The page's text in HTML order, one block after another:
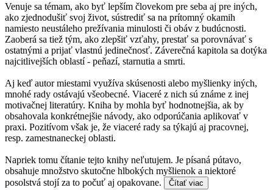
Venuje sa témam, ako byť lepším človekom pre seba aj pre iných,
ako zjednodušiť svoj život, sústrediť sa na prítomný okamih
namiesto neustáleho prežívania minulosti či obáv z budúcnosti.
Zaoberá sa tiež tým, ako zlepšiť vzťahy, prestať sa porovnávať s
ostatnými a prijať vlastnú jedinečnosť. Záverečná kapitola sa dotýka
najcitlivejších oblastí - peňazí, starnutia a smrti.
Aj keď autor miestami využíva skúsenosti alebo myšlienky iných,
mnohé rady ostávajú všeobecné. Viaceré z nich sú známe z inej
motivačnej literatúry. Kniha by mohla byť hodnotnejšia, ak by
obsahovala konkrétnejšie návody, ako odporúčania aplikovať v
praxi. Pozitívom však je, že viaceré rady sa týkajú aj pracovnej,
resp. zamestnaneckej oblasti.
Napriek tomu čítanie tejto knihy neľutujem. Je písaná pútavo,
obsahuje množstvo skutočne hlbokých myšlienok a niektoré
posolstvá stojí za to počuť aj opakovane.
Čítať viac